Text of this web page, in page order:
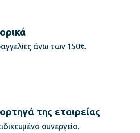
άνω των 150€.
της εταιρείας
συνεργείο.